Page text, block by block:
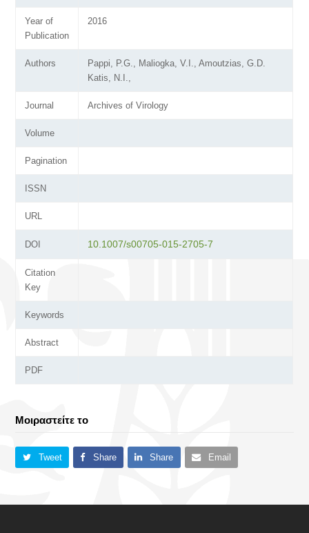
Year of
Publication
2016
Authors
Pappi, P.G., Maliogka, V.I., Amoutzias, G.D.
Katis, N.I.,
Journal Archives of Virology
Volume
Pagination
ISSN
URL
DOI 10.1007/s00705-015-2705-7
Citation
Key
Keywords
Abstract
PDF
Μοιραστείτε το
Tweet Share Share Email